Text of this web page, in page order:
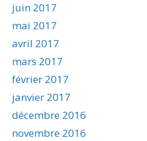
juin 2017
mai 2017
avril 2017
mars 2017
février 2017
janvier 2017
décembre 2016
novembre 2016